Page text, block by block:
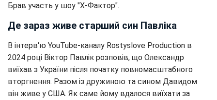
Брав участь у шоу "Х-Фактор".
Де зараз живе старший син Павліка
В інтерв'ю YouTube-каналу Rostyslove Production в
2024 році Віктор Павлік розповів, що Олександр
виїхав з України після початку повномасштабного
вторгнення. Разом із дружиною та сином Давидом
він живе у США. Як саме йому вдалося виїхати за